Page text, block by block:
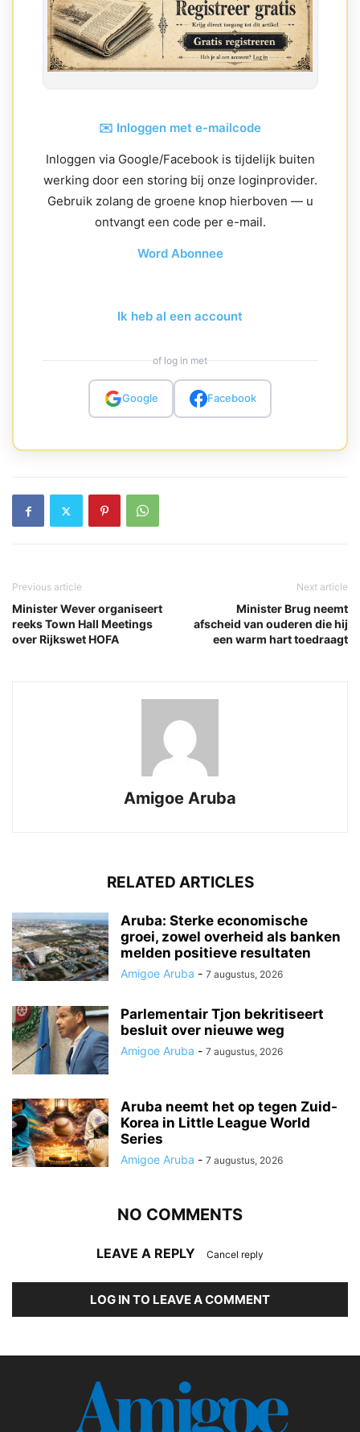
✉️ Inloggen met e-mailcode
Inloggen via Google/Facebook is tijdelijk buiten
werking door een storing bij onze loginprovider.
Gebruik zolang de groene knop hierboven — u
ontvangt een code per e-mail.
Word Abonnee
Ik heb al een account
of log in met
Google Facebook
Previous article
Minister Wever organiseert
reeks Town Hall Meetings
over Rijkswet HOFA
Next article
Minister Brug neemt
afscheid van ouderen die hij
een warm hart toedraagt
Amigoe Aruba
RELATED ARTICLES
Aruba: Sterke economische
groei, zowel overheid als banken
melden positieve resultaten
Amigoe Aruba - 7 augustus, 2026
Parlementair Tjon bekritiseert
besluit over nieuwe weg
Amigoe Aruba - 7 augustus, 2026
Aruba neemt het op tegen Zuid-
Korea in Little League World
Series
Amigoe Aruba - 7 augustus, 2026
NO COMMENTS
LEAVE A REPLY Cancel reply
LOG IN TO LEAVE A COMMENT